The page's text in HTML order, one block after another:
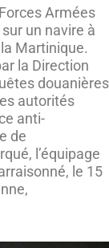
Armées
un navire à
Martinique.
la Direction
douanières
autorités
anti-
de
l’équipage
le 15